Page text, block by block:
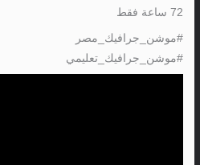
72 ساعة فقط
#موشن_جرافيك_مصر
#موشن_جرافيك_تعليمي